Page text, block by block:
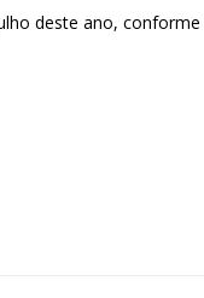
deste ano,